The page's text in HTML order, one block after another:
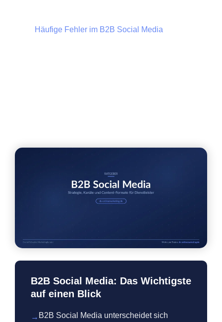
Häufige Fehler im B2B Social Media
B2B Social Media: Das Wichtigste
auf einen Blick
→ B2B Social Media unterscheidet sich